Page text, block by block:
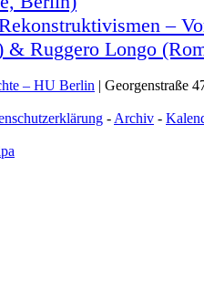
–
& Ruggero Longo
– HU Berlin | Georgenstraße
- Archiv -